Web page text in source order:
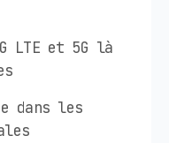
LTE et 5G là
dans les